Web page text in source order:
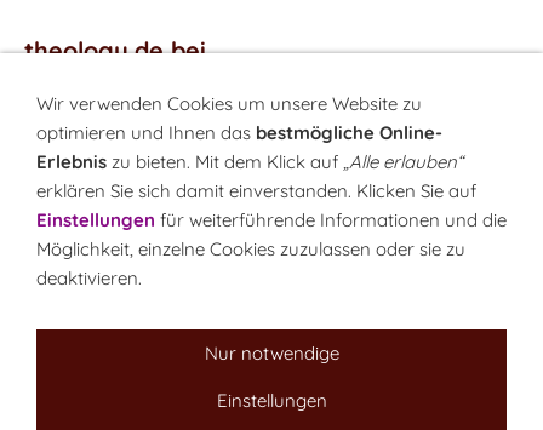
theology.de bei
...Facebook
...Twitter
Monatsrätsel
Rätseln & Gewinnen!
Wir verwenden Cookies um unsere Website zu
optimieren und Ihnen das bestmögliche Online-
Erlebnis zu bieten. Mit dem Klick auf „Alle erlauben“
erklären Sie sich damit einverstanden. Klicken Sie auf
Einstellungen für weiterführende Informationen und die
Möglichkeit, einzelne Cookies zuzulassen oder sie zu
deaktivieren.
Nur notwendige
Einstellungen